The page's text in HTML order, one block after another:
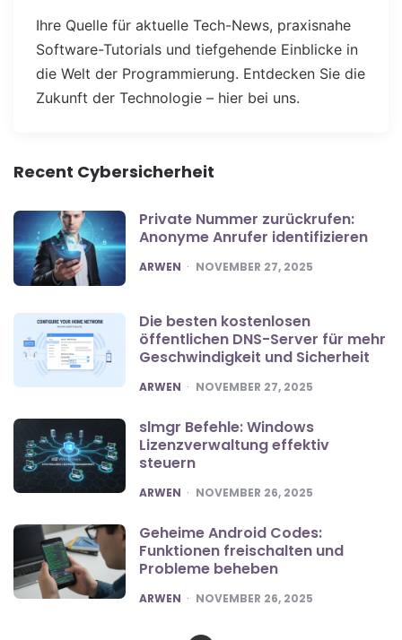
Ihre Quelle für aktuelle Tech-News, praxisnahe
Software-Tutorials und tiefgehende Einblicke in
die Welt der Programmierung. Entdecken Sie die
Zukunft der Technologie – hier bei uns.
Recent Cybersicherheit
Private Nummer zurückrufen:
Anonyme Anrufer identifizieren
POSTED
ARWEN NOVEMBER 27, 2025
Die besten kostenlosen
öffentlichen DNS-Server für mehr
Geschwindigkeit und Sicherheit
POSTED
ARWEN NOVEMBER 27, 2025
slmgr Befehle: Windows
Lizenzverwaltung effektiv
steuern
POSTED
ARWEN NOVEMBER 26, 2025
Geheime Android Codes:
Funktionen freischalten und
Probleme beheben
POSTED
ARWEN NOVEMBER 26, 2025